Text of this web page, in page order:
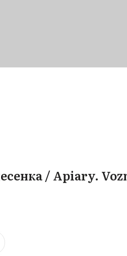
/ Apiary.